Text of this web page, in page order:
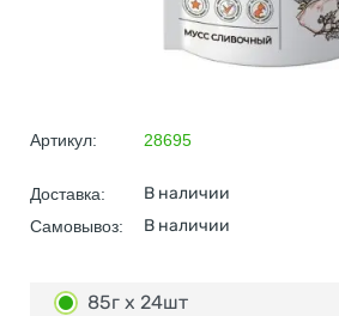
Артикул: 28695
Доставка: В наличии
Самовывоз: В наличии
85г х 24шт